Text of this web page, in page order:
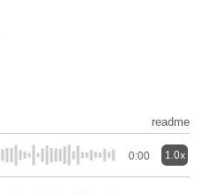
readme
0:00 1.0x